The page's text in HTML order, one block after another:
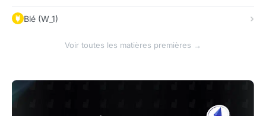
Blé (W_1)
Voir toutes les matières premières →